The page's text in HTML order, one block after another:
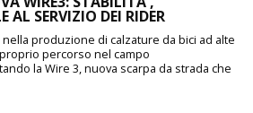
AL SERVIZIO DEI RIDER
produzione di calzature da bici ad alte
percorso nel campo
la Wire 3, nuova scarpa da strada che